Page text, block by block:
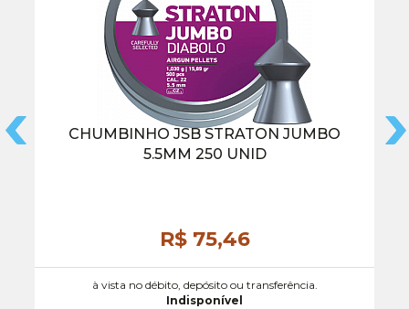
CHUMBINHO JSB STRATON JUMBO
5.5MM 250 UNID
R$ 75,46
à vista no débito, depósito ou transferência.
Indisponível